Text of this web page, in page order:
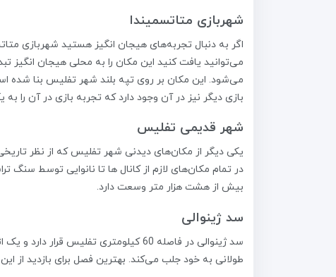
شهربازی متاتسمیندا
می‌توانید یافت کنید این مکان را به محلی هیجان انگیز
بازی دیگر نیز در آن وجود دارد که تجربه بازی در آن را
شهر قدیمی تفلیس
یکی دیگر از مکان‌های دیدنی شهر تفلیس که از نظر
در تمام مکان‌های لازم از کانال ها تا نانوایی توسط
بیش از هشت هزار متر وسعت دارد.
سد ژینوالی
سد ژینوالی در فاصله 60 کیلومتری
طولانی به خود جلب می‌کند. بهترین فصل برای بازدید از